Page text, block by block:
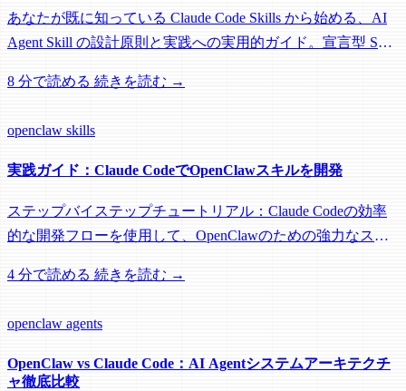
あなたが既に知っている Claude Code Skills から始める、AI
Agent Skill の設計原則と実践への実用的ガイド。宣言型 Skill
N*N ツールチェーン問題を解決する方法を学びます。
8 分で読める 続きを読む →
openclaw skills
実践ガイド：Claude CodeでOpenClawスキルを開発
ステップバイステップチュートリアル：Claude Codeの効率
的な開発フローを使用して、OpenClawのための強力なスキ
まで、完全な開発者ガイド。
4 分で読める 続きを読む →
openclaw agents
OpenClaw vs Claude Code：AI Agentシステムアーキテクチ
ャ徹底比較